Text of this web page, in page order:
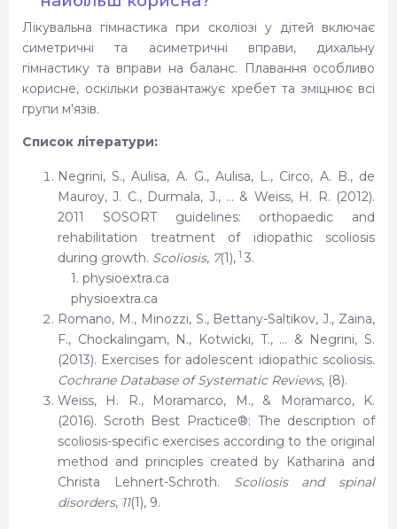
Лікувальна гімнастика при сколіозі у дітей включає
симетричні та асиметричні вправи, дихальну
гімнастику та вправи на баланс. Плавання особливо
корисне, оскільки розвантажує хребет та зміцнює всі
групи м'язів.
Список літератури:
Negrini, S., Aulisa, A. G., Aulisa, L., Circo, A. B., de
Mauroy, J. C., Durmala, J., … & Weiss, H. R. (2012).
2011 SOSORT guidelines: orthopaedic and
rehabilitation treatment of idiopathic scoliosis
during growth. Scoliosis, 7(1), 1 3.
1. physioextra.ca
physioextra.ca
Romano, M., Minozzi, S., Bettany-Saltikov, J., Zaina,
F., Chockalingam, N., Kotwicki, T., … & Negrini, S.
(2013). Exercises for adolescent idiopathic scoliosis.
Cochrane Database of Systematic Reviews, (8).
Weiss, H. R., Moramarco, M., & Moramarco, K.
(2016). Scroth Best Practice®: The description of
scoliosis-specific exercises according to the original
method and principles created by Katharina and
Christa Lehnert-Schroth. Scoliosis and spinal
disorders, 11(1), 9.